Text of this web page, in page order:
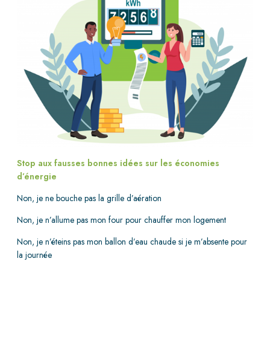
Stop aux fausses bonnes idées sur les économies
d’énergie
Non, je ne bouche pas la grille d’aération
Non, je n’allume pas mon four pour chauffer mon logement
Non, je n’éteins pas mon ballon d’eau chaude si je m’absente pour
la journée